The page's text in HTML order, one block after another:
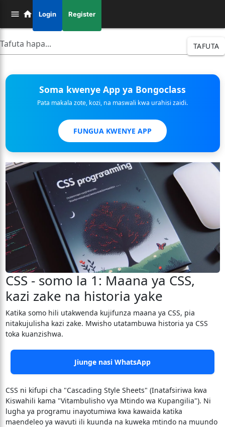
Login Register
TAFUTA
Soma kwenye App ya Bongoclass
Pata makala zote, kozi, na maswali kwa urahisi zaidi.
FUNGUA KWENYE APP
CSS - somo la 1: Maana ya CSS,
kazi zake na historia yake
Katika somo hili utakwenda kujifunza maana ya CSS, pia
nitakujulisha kazi zake. Mwisho utatambuwa historia ya CSS
toka kuanzishwa.
Jiunge nasi WhatsApp
CSS ni kifupi cha "Cascading Style Sheets" (Inatafsiriwa kwa
Kiswahili kama "Vitambulisho vya Mtindo wa Kupangilia"). Ni
lugha ya programu inayotumiwa kwa kawaida katika
maendeleo ya wavuti ili kuunda na kuweka mtindo na muundo